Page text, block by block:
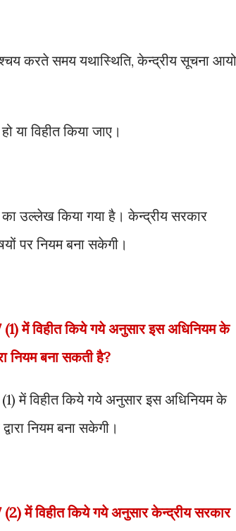
करते समय यथास्थिति, केन्द्रीय सूचना
या विहीत किया जाए।
का उल्लेख किया गया है। केन्द्रीय सरकार
पर नियम बना सकेगी।
में विहीत किये गये अनुसार इस अधिनियम के
नियम बना सकती है?
में विहीत किये गये अनुसार इस अधिनियम के
नियम बना सकेगी।
में विहीत किये गये अनुसार केन्द्रीय सरकार